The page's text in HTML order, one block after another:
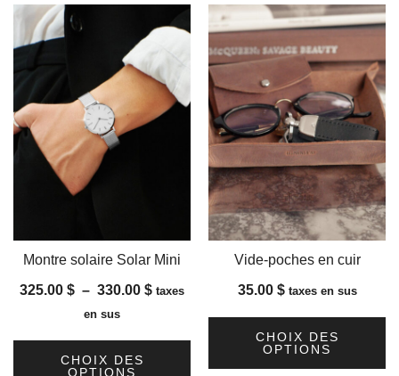
Montre solaire Solar Mini
325.00 $ – 330.00 $Plage
taxes
en sus
CHOIX DES
OPTIONS
Vide-poches en cuir
35.00 $ taxes en sus
CHOIX DES
OPTIONS